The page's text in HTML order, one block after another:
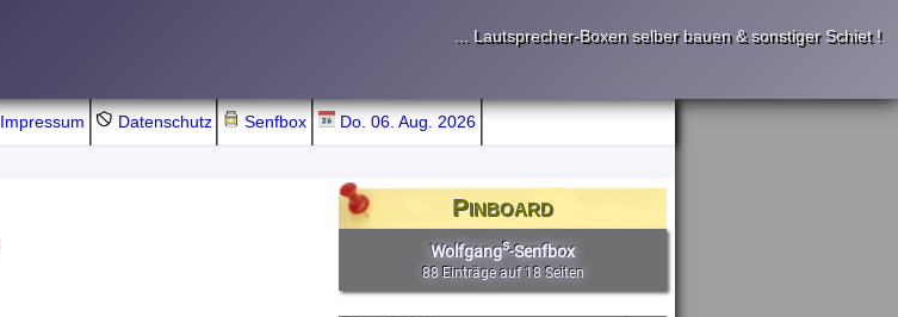
... Lautsprecher-Boxen selber bauen & sonstiger Schiet !
Impressum Datenschutz Senfbox Do. 06. Aug. 2026
Pinboard
Wolfgangs-Senfbox
88 Einträge auf 18 Seiten